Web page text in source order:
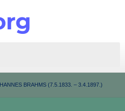
BRAHMS (7.5.1833. – 3.4.1897.)